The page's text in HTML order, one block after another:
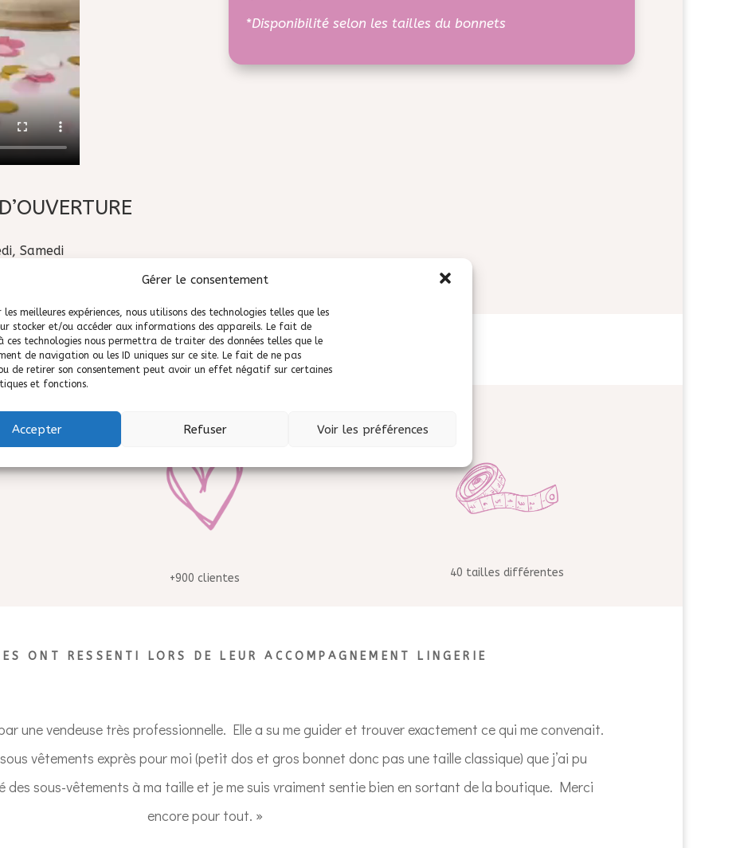
Gérer le consentement
meilleures expériences, nous utilisons des technologies telles que les
stocker et/ou accéder aux informations des appareils. Le fait de
ces technologies nous permettra de traiter des données telles que le
de navigation ou les ID uniques sur ce site. Le fait de ne pas
de retirer son consentement peut avoir un effet négatif sur certaines
et fonctions.
Accepter Refuser Voir les préférences
*Disponibilité selon les tailles du bonnets
Samedi
– 18:30
– 12:30
moi par téléphone, et trouvons ensemble le moment idéal selon vos disponiblités
+900 clientes 40 tailles différentes
ONT RESSENTI LORS DE LEUR ACCOMPAGNEMENT LINGERIE
une vendeuse très professionnelle. Elle a su me guider et trouver exactement ce qui me convenait.
vêtements exprès pour moi (petit dos et gros bonnet donc pas une taille classique) que j’ai pu
des sous-vêtements à ma taille et je me suis vraiment sentie bien en sortant de la boutique. Merci
encore pour tout. »